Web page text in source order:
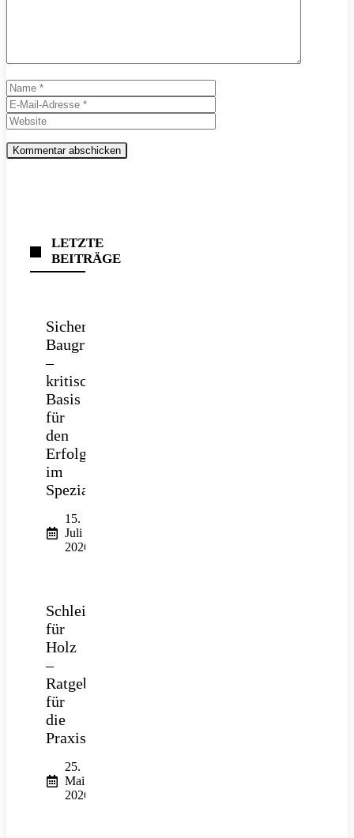
Name
Mail-
Adresse
LETZTE
BEITRÄGE
Sichere
Baugrube
–
kritische
Basis
für
den
Erfolg
im
Spezialtiefbau
15.
Juli
2026
Schleifpapier
für
Holz
–
Ratgeber
für
die
Praxis
25.
Mai
2026